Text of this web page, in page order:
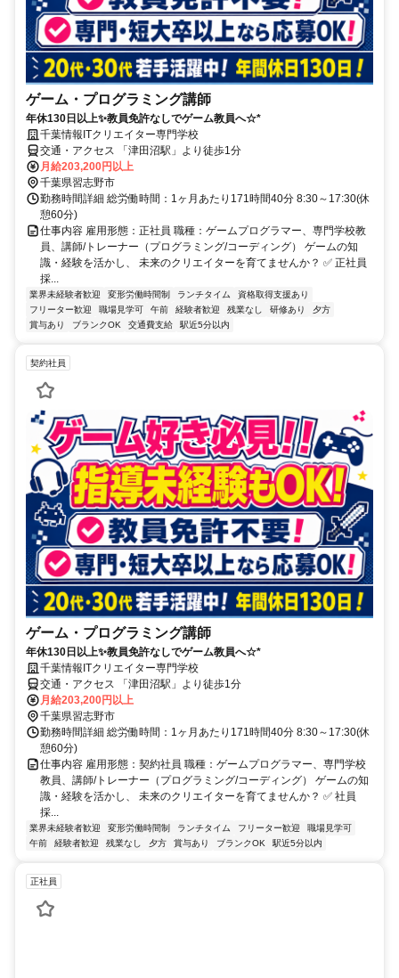
ゲーム・プログラミング講師
年休130日以上✨教員免許なしでゲーム教員へ☆*
千葉情報ITクリエイター専門学校
交通・アクセス 「津田沼駅」より徒歩1分
月給203,200円以上
千葉県習志野市
勤務時間詳細 総労働時間：1ヶ月あたり171時間40分 8:30～17:30(休
憩60分)
仕事内容 雇用形態：正社員 職種：ゲームプログラマー、専門学校教
員、講師/トレーナー（プログラミング/コーディング） ゲームの知
識・経験を活かし、 未来のクリエイターを育てませんか？ ✅ 正社員
採...
業界未経験者歓迎 変形労働時間制 ランチタイム
資格取得支援あり
フリーター歓迎
職場見学可 午前 経験者歓迎 残業なし 研修あり
夕方
賞与あり
ブランクOK 交通費支給 駅近5分以内
契約社員
ゲーム・プログラミング講師
年休130日以上✨教員免許なしでゲーム教員へ☆*
千葉情報ITクリエイター専門学校
交通・アクセス 「津田沼駅」より徒歩1分
月給203,200円以上
千葉県習志野市
勤務時間詳細 総労働時間：1ヶ月あたり171時間40分 8:30～17:30(休
憩60分)
仕事内容 雇用形態：契約社員 職種：ゲームプログラマー、専門学校
教員、講師/トレーナー（プログラミング/コーディング） ゲームの知
識・経験を活かし、 未来のクリエイターを育てませんか？ ✅ 社員
採...
業界未経験者歓迎 変形労働時間制 ランチタイム フリーター歓迎
職場見学可
午前
経験者歓迎 残業なし 夕方 賞与あり ブランクOK 駅近5分以内
正社員